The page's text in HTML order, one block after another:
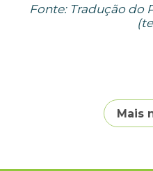
Fonte: Tradução do
Mais